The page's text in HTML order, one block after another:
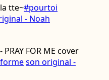
tte~#pourtoi
- Noah
PRAY FOR ME cover
son original -